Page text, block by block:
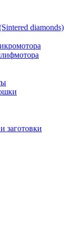
diamonds)
заготовки